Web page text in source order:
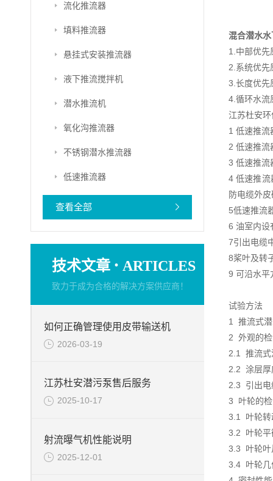
流化推流器
填料推流器
悬挂式安装推流器
液下推流搅拌机
潜水推流机
氧化沟推流器
不锈钢潜水推流器
低速推流器
查看全部
技术文章 · ARTICLES
致力于成为合格的解决方案供应商！
如何正确管理使用皮带输送机
2026-03-19
江苏杜安潜污泵售后服务
2025-10-17
射流曝气机性能说明
2025-12-01
混合潜水
1.中部优先
2.系统优先
3.长度优先
4.循环水流
江苏杜安
1 低速推流
2 低速推流
3 低速推流
4 低速推流
防电缆外
5低速推流
6 油室内设
7引出电缆
8桨叶及转
9 可沿水平
试验方法
1 推流式
2 外观的
2.1 推流式
2.2 涂层厚
2.3 引出电
3 叶轮的
3.1 叶轮转
3.2 叶轮平
3.3 叶轮叶
3.4 叶轮几